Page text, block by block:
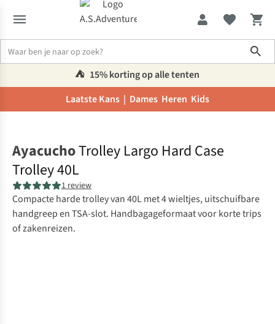
⛺️ 15% korting op alle tenten
Laatste Kans | Dames Heren Kids
AyacuchoTrolley Largo Hard Case
Trolley 40L
1 review
Compacte harde trolley van 40L met 4 wieltjes, uitschuifbare
handgreep en TSA-slot. Handbagageformaat voor korte trips
of zakenreizen.